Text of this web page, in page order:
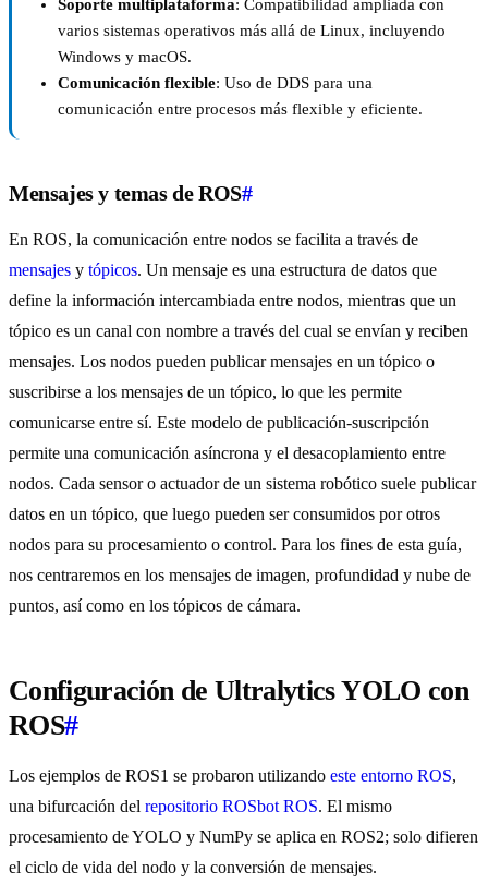
Soporte multiplataforma: Compatibilidad ampliada con
varios sistemas operativos más allá de Linux, incluyendo
Windows y macOS.
Comunicación flexible: Uso de DDS para una
comunicación entre procesos más flexible y eficiente.
Mensajes y temas de ROS#
En ROS, la comunicación entre nodos se facilita a través de
mensajes y tópicos. Un mensaje es una estructura de datos que
define la información intercambiada entre nodos, mientras que un
tópico es un canal con nombre a través del cual se envían y reciben
mensajes. Los nodos pueden publicar mensajes en un tópico o
suscribirse a los mensajes de un tópico, lo que les permite
comunicarse entre sí. Este modelo de publicación-suscripción
permite una comunicación asíncrona y el desacoplamiento entre
nodos. Cada sensor o actuador de un sistema robótico suele publicar
datos en un tópico, que luego pueden ser consumidos por otros
nodos para su procesamiento o control. Para los fines de esta guía,
nos centraremos en los mensajes de imagen, profundidad y nube de
puntos, así como en los tópicos de cámara.
Configuración de Ultralytics YOLO con
ROS#
Los ejemplos de ROS1 se probaron utilizando este entorno ROS,
una bifurcación del repositorio ROSbot ROS. El mismo
procesamiento de YOLO y NumPy se aplica en ROS2; solo difieren
el ciclo de vida del nodo y la conversión de mensajes.